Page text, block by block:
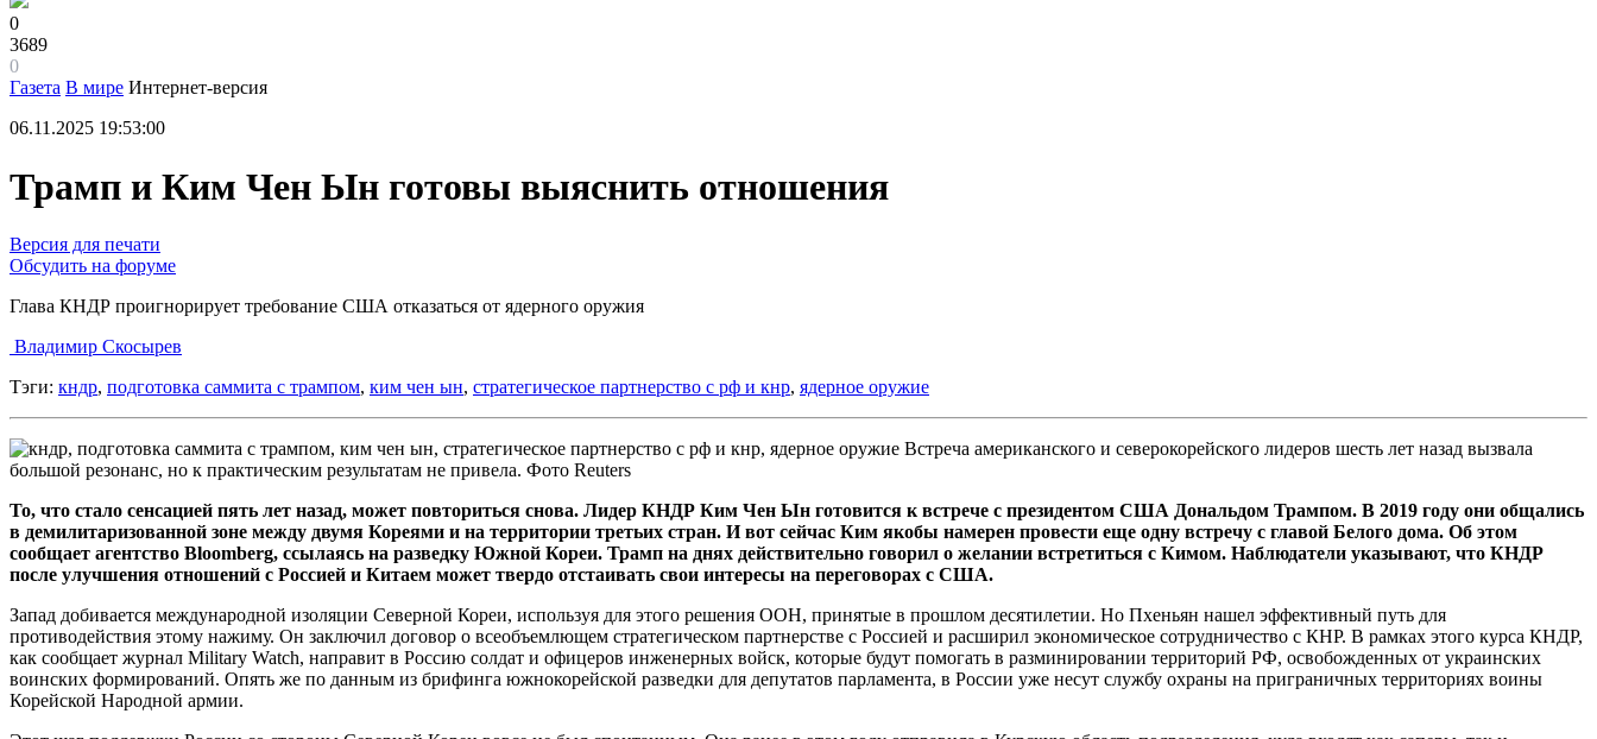
0
3689
0
Газета В мире Интернет-версия
06.11.2025 19:53:00
Трамп и Ким Чен Ын готовы выяснить отношения
Версия для печати
Обсудить на форуме
Глава КНДР проигнорирует требование США отказаться от ядерного оружия
Владимир Скосырев
Тэги: кндр, подготовка саммита с трампом, ким чен ын, стратегическое партнерство с рф и кнр, ядерное оружие
Встреча американского и северокорейского лидеров шесть лет назад вызвала
большой резонанс, но к практическим результатам не привела. Фото Reuters
То, что стало сенсацией пять лет назад, может повториться снова. Лидер КНДР Ким Чен Ын готовится к встрече с президентом США Дональдом Трампом. В 2019 году они общались
в демилитаризованной зоне между двумя Кореями и на территории третьих стран. И вот сейчас Ким якобы намерен провести еще одну встречу с главой Белого дома. Об этом
сообщает агентство Bloomberg, ссылаясь на разведку Южной Кореи. Трамп на днях действительно говорил о желании встретиться с Кимом. Наблюдатели указывают, что КНДР
после улучшения отношений с Россией и Китаем может твердо отстаивать свои интересы на переговорах с США.
Запад добивается международной изоляции Северной Кореи, используя для этого решения ООН, принятые в прошлом десятилетии. Но Пхеньян нашел эффективный путь для
противодействия этому нажиму. Он заключил договор о всеобъемлющем стратегическом партнерстве с Россией и расширил экономическое сотрудничество с КНР. В рамках этого курса КНДР,
как сообщает журнал Military Watch, направит в Россию солдат и офицеров инженерных войск, которые будут помогать в разминировании территорий РФ, освобожденных от украинских
воинских формирований. Опять же по данным из брифинга южнокорейской разведки для депутатов парламента, в России уже несут службу охраны на приграничных территориях воины
Корейской Народной армии.